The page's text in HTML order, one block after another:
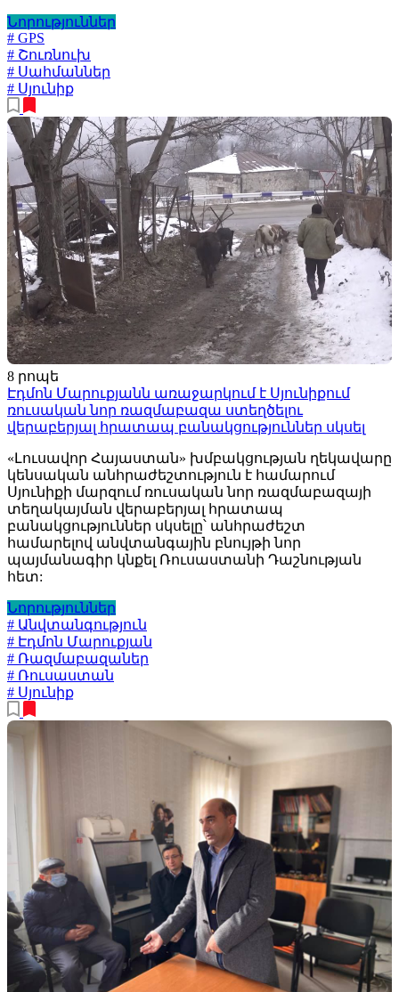
Նորություններ
# GPS
# Շուռնուխ
# Սահմաններ
# Սյունիք
8 րոպե
Էդմոն Մարուքյանն առաջարկում է Սյունիքում
ռուսական նոր ռազմաբազա ստեղծելու
վերաբերյալ հրատապ բանակցություններ սկսել
«Լուսավոր Հայաստան» խմբակցության ղեկավարը
կենսական անհրաժեշտություն է համարում
Սյունիքի մարզում ռուսական նոր ռազմաբազայի
տեղակայման վերաբերյալ հրատապ
բանակցություններ սկսելը՝ անհրաժեշտ
համարելով անվտանգային բնույթի նոր
պայմանագիր կնքել Ռուսաստանի Դաշնության
հետ:
Նորություններ
# Անվտանգություն
# Էդմոն Մարուքյան
# Ռազմաբազաներ
# Ռուսաստան
# Սյունիք